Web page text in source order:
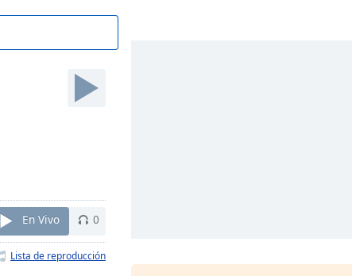
En Vivo 0
Lista de reproducción